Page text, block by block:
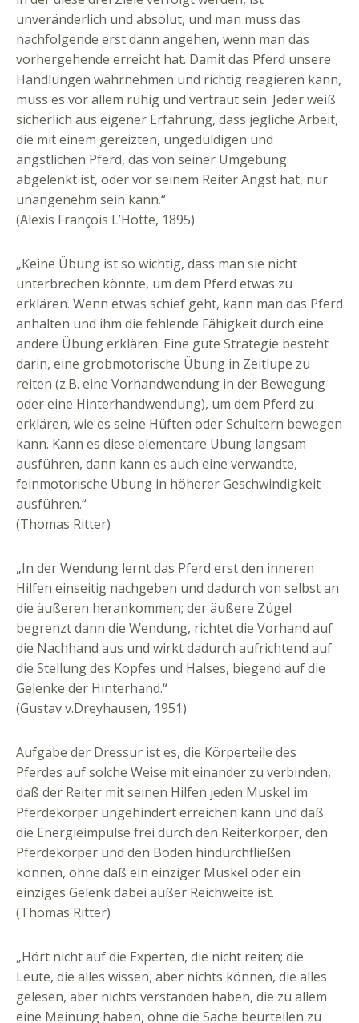
unveränderlich und absolut, und man muss das
nachfolgende erst dann angehen, wenn man das
vorhergehende erreicht hat. Damit das Pferd unsere
Handlungen wahrnehmen und richtig reagieren kann,
muss es vor allem ruhig und vertraut sein. Jeder weiß
sicherlich aus eigener Erfahrung, dass jegliche Arbeit,
die mit einem gereizten, ungeduldigen und
ängstlichen Pferd, das von seiner Umgebung
abgelenkt ist, oder vor seinem Reiter Angst hat, nur
unangenehm sein kann.“
(Alexis François L’Hotte, 1895)
„Keine Übung ist so wichtig, dass man sie nicht
unterbrechen könnte, um dem Pferd etwas zu
erklären. Wenn etwas schief geht, kann man das Pferd
anhalten und ihm die fehlende Fähigkeit durch eine
andere Übung erklären. Eine gute Strategie besteht
darin, eine grobmotorische Übung in Zeitlupe zu
reiten (z.B. eine Vorhandwendung in der Bewegung
oder eine Hinterhandwendung), um dem Pferd zu
erklären, wie es seine Hüften oder Schultern bewegen
kann. Kann es diese elementare Übung langsam
ausführen, dann kann es auch eine verwandte,
feinmotorische Übung in höherer Geschwindigkeit
ausführen.“
(Thomas Ritter)
„In der Wendung lernt das Pferd erst den inneren
Hilfen einseitig nachgeben und dadurch von selbst an
die äußeren herankommen; der äußere Zügel
begrenzt dann die Wendung, richtet die Vorhand auf
die Nachhand aus und wirkt dadurch aufrichtend auf
die Stellung des Kopfes und Halses, biegend auf die
Gelenke der Hinterhand.“
(Gustav v.Dreyhausen, 1951)
Aufgabe der Dressur ist es, die Körperteile des
Pferdes auf solche Weise mit einander zu verbinden,
daß der Reiter mit seinen Hilfen jeden Muskel im
Pferdekörper ungehindert erreichen kann und daß
die Energieimpulse frei durch den Reiterkörper, den
Pferdekörper und den Boden hindurchfließen
können, ohne daß ein einziger Muskel oder ein
einziges Gelenk dabei außer Reichweite ist.
(Thomas Ritter)
„Hört nicht auf die Experten, die nicht reiten; die
Leute, die alles wissen, aber nichts können, die alles
gelesen, aber nichts verstanden haben, die zu allem
eine Meinung haben, ohne die Sache beurteilen zu